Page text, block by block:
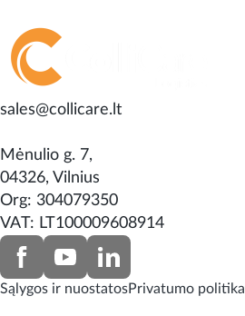
sales@collicare.lt
Mėnulio g. 7,
04326, Vilnius
Org: 304079350
VAT: LT100009608914
Sąlygos ir nuostatosPrivatumo politika